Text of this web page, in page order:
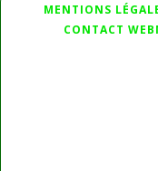
MENTIONS
CONTACT